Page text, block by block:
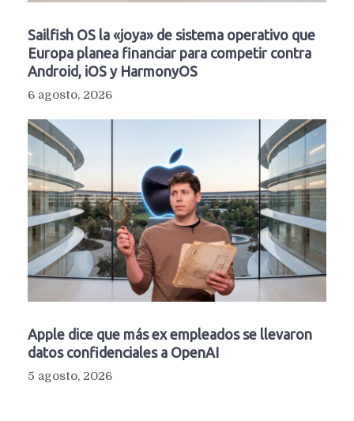
Sailfish OS la «joya» de sistema operativo que
Europa planea financiar para competir contra
Android, iOS y HarmonyOS
6 agosto, 2026
Apple dice que más ex empleados se llevaron
datos confidenciales a OpenAI
5 agosto, 2026